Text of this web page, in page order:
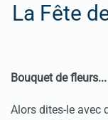
La Fête
Bouquet de
Alors dites-le avec